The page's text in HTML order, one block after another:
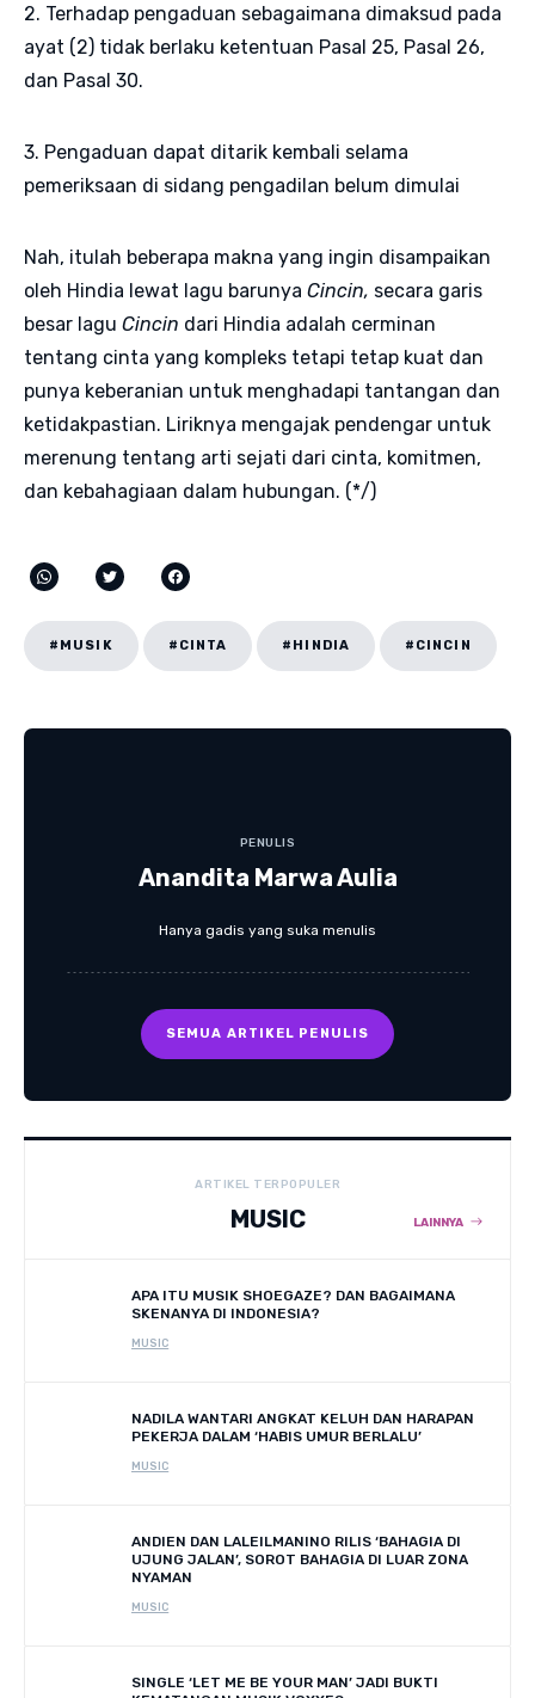
2. Terhadap pengaduan sebagaimana dimaksud pada
ayat (2) tidak berlaku ketentuan Pasal 25, Pasal 26,
dan Pasal 30.
3. Pengaduan dapat ditarik kembali selama
pemeriksaan di sidang pengadilan belum dimulai
Nah, itulah beberapa makna yang ingin disampaikan
oleh Hindia lewat lagu barunya Cincin, secara garis
besar lagu Cincin dari Hindia adalah cerminan
tentang cinta yang kompleks tetapi tetap kuat dan
punya keberanian untuk menghadapi tantangan dan
ketidakpastian. Liriknya mengajak pendengar untuk
merenung tentang arti sejati dari cinta, komitmen,
dan kebahagiaan dalam hubungan. (*/)
#MUSIK #CINTA #HINDIA #CINCIN
PENULIS
Anandita Marwa Aulia
Hanya gadis yang suka menulis
SEMUA ARTIKEL PENULIS
ARTIKEL TERPOPULER
MUSIC LAINNYA
APA ITU MUSIK SHOEGAZE? DAN BAGAIMANA
SKENANYA DI INDONESIA?
MUSIC
NADILA WANTARI ANGKAT KELUH DAN HARAPAN
PEKERJA DALAM ‘HABIS UMUR BERLALU’
MUSIC
ANDIEN DAN LALEILMANINO RILIS ‘BAHAGIA DI
UJUNG JALAN’, SOROT BAHAGIA DI LUAR ZONA
NYAMAN
MUSIC
SINGLE ‘LET ME BE YOUR MAN’ JADI BUKTI